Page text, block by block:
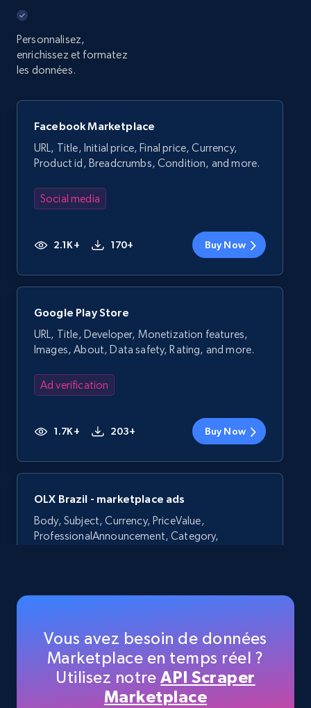
Personnalisez,
enrichissez et formatez
les données.
Facebook Marketplace
URL, Title, Initial price, Final price, Currency,
Product id, Breadcrumbs, Condition, and more.
Social media
2.1K+ 170+ Buy Now
Google Play Store
URL, Title, Developer, Monetization features,
Images, About, Data safety, Rating, and more.
Ad verification
1.7K+ 203+ Buy Now
OLX Brazil - marketplace ads
Body, Subject, Currency, PriceValue,
ProfessionalAnnouncement, Category,
Vous avez besoin de données
Marketplace en temps réel ?
Utilisez notreAPI Scraper
Marketplace